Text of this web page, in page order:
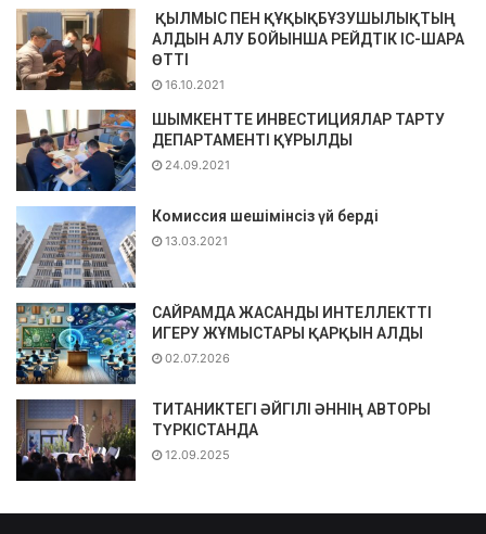
ҚЫЛМЫС ПЕН ҚҰҚЫҚБҰЗУШЫЛЫҚТЫҢ
АЛДЫН АЛУ БОЙЫНША РЕЙДТІК ІС-ШАРА
ӨТТІ
16.10.2021
ШЫМКЕНТТЕ ИНВЕСТИЦИЯЛАР ТАРТУ
ДЕПАРТАМЕНТІ ҚҰРЫЛДЫ
24.09.2021
Комиссия шешімінсіз үй берді
13.03.2021
САЙРАМДА ЖАСАНДЫ ИНТЕЛЛЕКТТІ
ИГЕРУ ЖҰМЫСТАРЫ ҚАРҚЫН АЛДЫ
02.07.2026
ТИТАНИКТЕГІ ӘЙГІЛІ ӘННІҢ АВТОРЫ
ТҮРКІСТАНДА
12.09.2025